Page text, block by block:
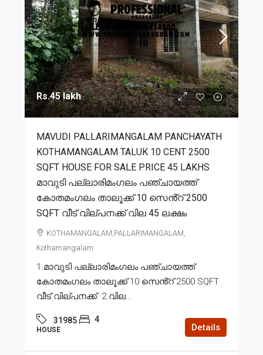
Rs.45 lakh
MAVUDI PALLARIMANGALAM PANCHAYATH
KOTHAMANGALAM TALUK 10 CENT 2500
SQFT HOUSE FOR SALE PRICE 45 LAKHS
മാവുടി പല്ലാരിമംഗലം പഞ്ചായത്ത്
കോതമംഗലം താലൂക്ക് 10 സെൻ്റ് 2500
SQFT വീട് വില്പനക്ക് വില 45 ലക്ഷം
KOTHAMANGALAM,PALLARIMANGALAM,
Kothamangalam
1.മാവുടി പല്ലാരിമംഗലം പഞ്ചായത്ത്
കോതമംഗലം താലൂക്ക് 10 സെൻ്റ് 2500 SQFT
വീട് വില്പനക്ക്. 2.വില...
31985 4
HOUSE Details